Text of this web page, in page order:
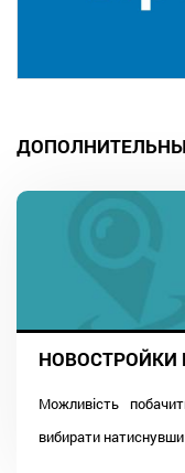
НОВОСТРОЙКИ
Можливість
вибирати натиснувши